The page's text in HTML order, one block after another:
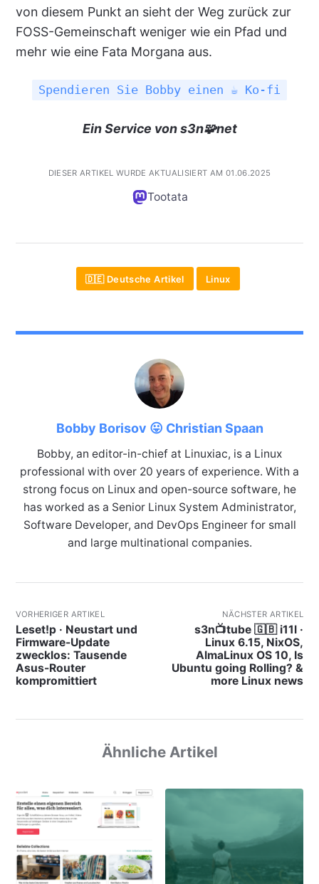
von diesem Punkt an sieht der Weg zurück zur
FOSS-Gemeinschaft weniger wie ein Pfad und
mehr wie eine Fata Morgana aus.
Spendieren Sie Bobby einen ☕ Ko-fi
Ein Service von s3n🧩net
DIESER ARTIKEL WURDE AKTUALISIERT AM 01.06.2025
Tootata
🇩🇪 Deutsche Artikel Linux
Bobby Borisov 😛 Christian Spaan
Bobby, an editor-in-chief at Linuxiac, is a Linux
professional with over 20 years of experience. With a
strong focus on Linux and open-source software, he
has worked as a Senior Linux System Administrator,
Software Developer, and DevOps Engineer for small
and large multinational companies.
VORHERIGER ARTIKEL
Leset!p · Neustart und
Firmware-Update
zwecklos: Tausende
Asus-Router
kompromittiert
NÄCHSTER ARTIKEL
s3n📺tube 🇬🇧 i11l ·
Linux 6.15, NixOS,
AlmaLinux OS 10, Is
Ubuntu going Rolling? &
more Linux news
Ähnliche Artikel